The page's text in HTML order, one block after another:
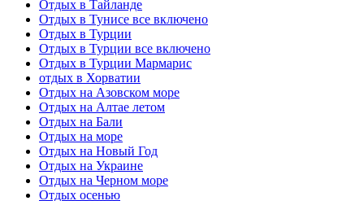
Отдых в Тайланде
Отдых в Тунисе все включено
Отдых в Турции
Отдых в Турции все включено
Отдых в Турции Мармарис
отдых в Хорватии
Отдых на Азовском море
Отдых на Алтае летом
Отдых на Бали
Отдых на море
Отдых на Новый Год
Отдых на Украине
Отдых на Черном море
Отдых осенью